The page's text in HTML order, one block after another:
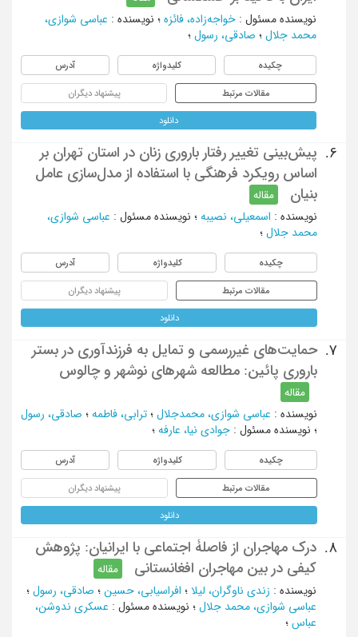
نویسنده مسئول : خواجه‌زاده، فائزه ؛ نویسنده : عباسی شوازی،
محمد جلال ؛ صادقی، رسول ؛
چکیده کلیدواژه آدرس
مقالات مرتبط پیشنهاد دیگران
دانلود
6.
پیش‌بینی تغییر رفتار باروری زنان در استان تهران بر
اساس رویکرد فرهنگی با استفاده از مدل‌سازی عامل
بنیان
مقاله
نویسنده : اسمعیلی، نصیبه ؛ نویسنده مسئول : عباسی شوازی،
محمد جلال
؛
چکیده کلیدواژه آدرس
مقالات مرتبط پیشنهاد دیگران
دانلود
7.
حمایت‌های غیررسمی و تمایل به فرزندآوری در بستر
باروری پائین: مطالعه شهرهای نوشهر و چالوس
مقاله
نویسنده : عباسی شوازی، محمدجلال ؛ ترابی، فاطمه ؛ صادقی، رسول
؛ نویسنده مسئول : جوادی نیا، عارفه ؛
چکیده کلیدواژه آدرس
مقالات مرتبط پیشنهاد دیگران
دانلود
8.
درک مهاجران از فاصلۀ اجتماعی با ایرانیان: پژوهش
کیفی در بین مهاجران افغانستانی
مقاله
نویسنده : زندی ناوگران، لیلا ؛ افراسیابی، حسین ؛ صادقی، رسول ؛
عباسی شوازی، محمد جلال ؛ نویسنده مسئول : عسکری ندوشن،
عباس ؛